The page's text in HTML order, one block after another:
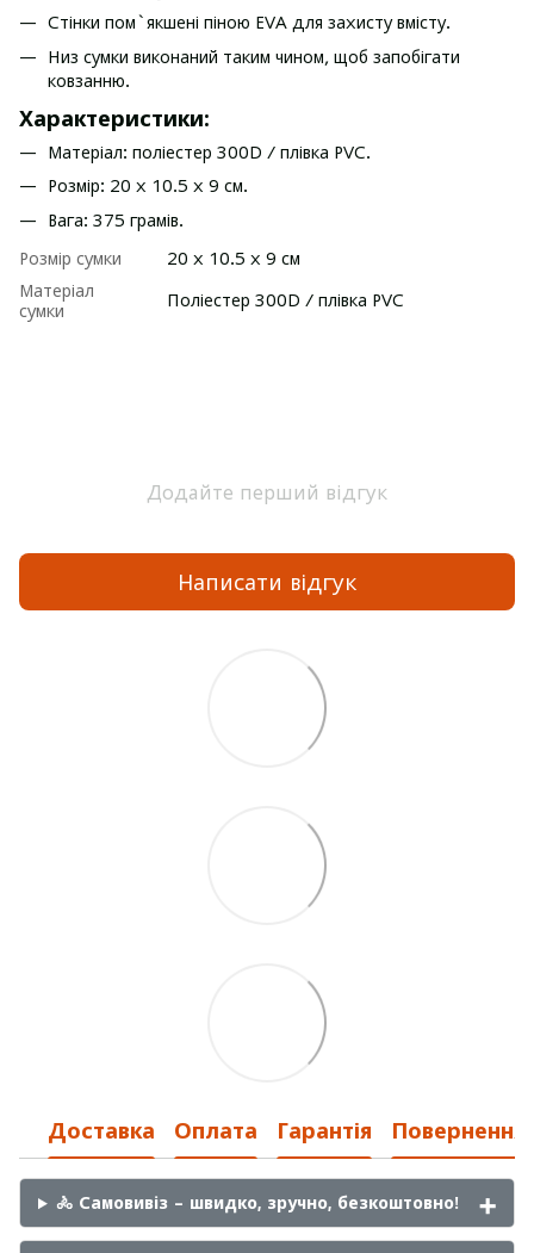
Стінки пом`якшені піною EVA для захисту вмісту.
Низ сумки виконаний таким чином, щоб запобігати
ковзанню.
Характеристики:
Матеріал: поліестер 300D / плівка PVC.
Розмір: 20 x 10.5 x 9 см.
Вага: 375 грамів.
Розмір сумки
20 x 10.5 x 9 см
Матеріал
сумки
Поліестер 300D / плівка PVC
Додайте перший відгук
Написати відгук
Доставка Оплата Гарантія Повернення
🚴 Самовивіз – швидко, зручно, безкоштовно!